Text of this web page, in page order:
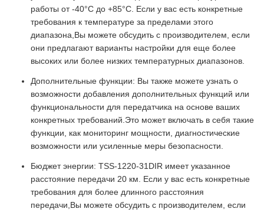
работы от -40°C до +85°C. Если у вас есть конкретные
требования к температуре за пределами этого
диапазона,Вы можете обсудить с производителем, если
они предлагают варианты настройки для еще более
высоких или более низких температурных диапазонов.
Дополнительные функции: Вы также можете узнать о
возможности добавления дополнительных функций или
функциональности для передатчика на основе ваших
конкретных требований.Это может включать в себя такие
функции, как мониторинг мощности, диагностические
возможности или усиленные меры безопасности.
Бюджет энергии: TSS-1220-31DIR имеет указанное
расстояние передачи 20 км. Если у вас есть конкретные
требования для более длинного расстояния
передачи,Вы можете обсудить с производителем, если